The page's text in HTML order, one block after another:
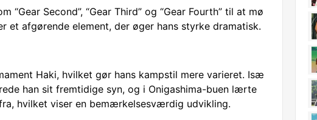
“Gear Second”, “Gear Third” og “Gear Fourth” til at mø
et afgørende element, der øger hans styrke dramatisk.
Haki, hvilket gør hans kampstil mere varieret. Isæ
han sit fremtidige syn, og i Onigashima-buen lærte
hvilket viser en bemærkelsesværdig udvikling.